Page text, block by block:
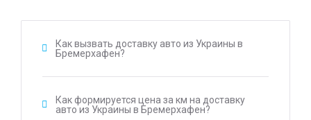
Как вызвать доставку авто из Украины в
Бремерхафен?
Как формируется цена за км на доставку
авто из Украины в Бремерхафен?